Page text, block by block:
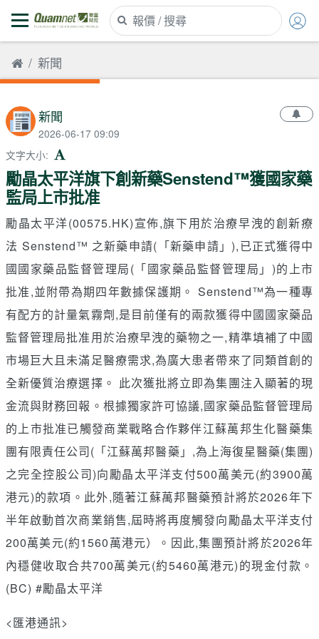
新聞
新聞
2026-06-17 09:09
文字大小:
勵晶太平洋旗下創新藥Senstend™獲國家藥
監局上市批准
勵晶太平洋(00575.HK)宣佈,旗下用於治療早洩的創新療
法 Senstend™ 之新藥申請(「新藥申請」),已正式獲得中
國國家藥品監督管理局(「國家藥品監督管理局」)的上市
批准,並附帶為期四年數據保護期。 Senstend™為一種專
有配方的計量氣霧劑,是目前僅有的兩款獲得中國國家藥品
監督管理局批准用於治療早洩的藥物之一,精準填補了中國
市場巨大且未滿足醫療需求,為廣大患者帶來了同類首創的
全新優質治療選擇。 此次獲批將立即為集團注入顯著的現
金流與財務回報。根據獨家許可協議,國家藥品監督管理局
的上市批准已觸發商業戰略合作夥伴江蘇萬邦生化醫藥集
團有限責任公司(「江蘇萬邦醫藥」,為上海復星醫藥(集團)
之完全控股公司)向勵晶太平洋支付500萬美元(約3900萬
港元)的款項。此外,隨著江蘇萬邦醫藥預計將於2026年下
半年啟動首次商業銷售,屆時將再度觸發向勵晶太平洋支付
200萬美元(約1560萬港元）。因此,集團預計將於2026年
內穩健收取合共700萬美元(約5460萬港元)的現金付款。
(BC) #勵晶太平洋
<匯港通訊>